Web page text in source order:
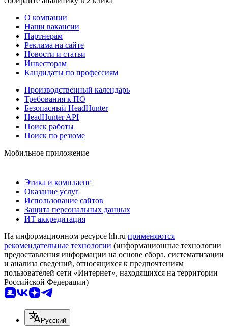
О компании
Наши вакансии
Партнерам
Реклама на сайте
Новости и статьи
Инвесторам
Кандидаты по профессиям
Производственный календарь
Требования к ПО
Безопасный HeadHunter
HeadHunter API
Поиск работы
Поиск по резюме
Мобильное приложение
Этика и комплаенс
Оказание услуг
Использование сайтов
Защита персональных данных
ИТ аккредитация
На информационном ресурсе hh.ru применяются
рекомендательные технологии (информационные технологии
предоставления информации на основе сбора, систематизации
и анализа сведений, относящихся к предпочтениям
пользователей сети «Интернет», находящихся на территории
Российской Федерации)
Русский